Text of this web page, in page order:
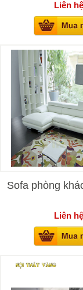
Liên hệ
Sofa phòng
Liên hệ